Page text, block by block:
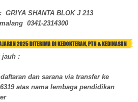
SHANTA BLOK J 213
0341-2314300
jauh :
dan sarana via transfer ke
atas nama lembaga pendidikan